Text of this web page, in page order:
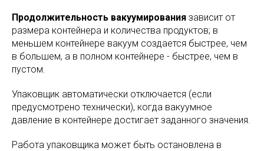
Продолжительность вакуумирования зависит от
размера контейнера и количества продуктов; в
меньшем контейнере вакуум создается быстрее, чем
в большем, а в полном контейнере - быстрее, чем в
пустом.
Упаковщик автоматически отключается (если
предусмотрено технически), когда вакуумное
давление в контейнере достигает заданного значения.
Работа упаковщика может быть остановлена в